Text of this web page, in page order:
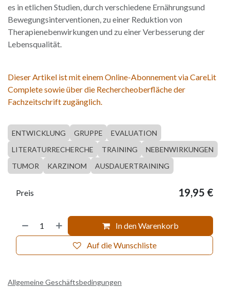
es in etlichen Studien, durch verschiedene Ernährungsund
Bewegungsinterventionen, zu einer Reduktion von
Therapienebenwirkungen und zu einer Verbesserung der
Lebensqualität.
Dieser Artikel ist mit einem Online-Abonnement via CareLit
Complete sowie über die Rechercheoberfläche der
Fachzeitschrift zugänglich.
ENTWICKLUNG GRUPPE
EVALUATION
LITERATURRECHERCHE
TRAINING
NEBENWIRKUNGEN
TUMOR
KARZINOM AUSDAUERTRAINING
In den Warenkorb
Auf die Wunschliste
Preis 19,95 €
Allgemeine Geschäftsbedingungen